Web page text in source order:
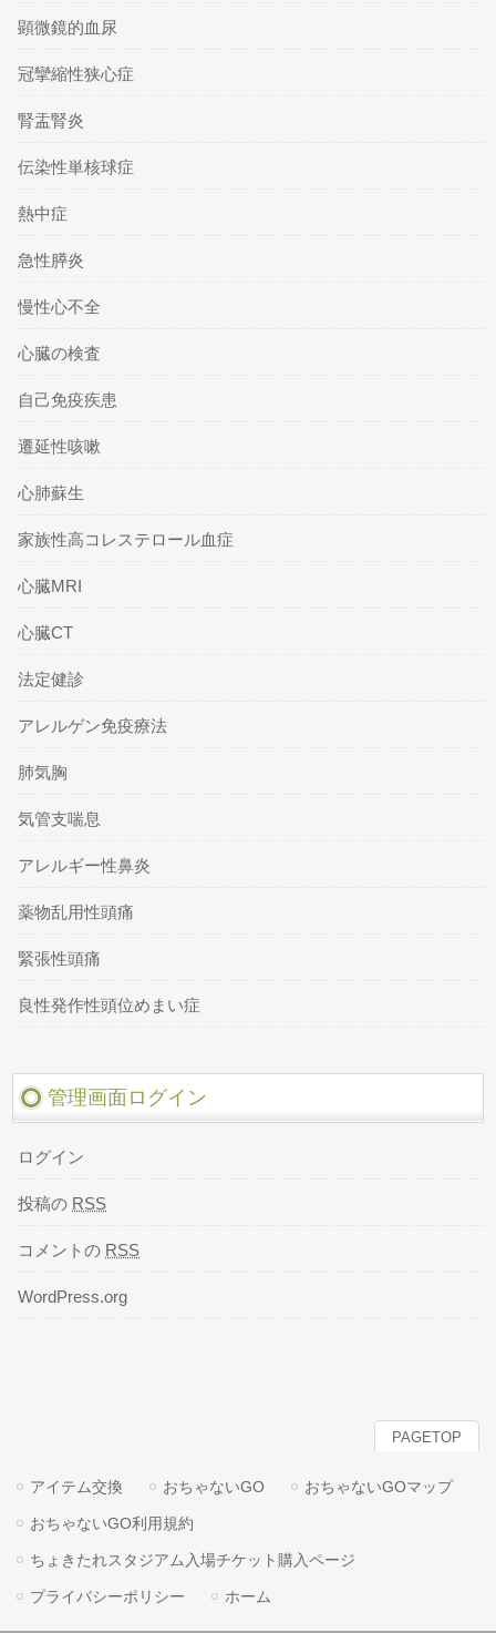
顕微鏡的血尿
冠攣縮性狭心症
腎盂腎炎
伝染性単核球症
熱中症
急性膵炎
慢性心不全
心臓の検査
自己免疫疾患
遷延性咳嗽
心肺蘇生
家族性高コレステロール血症
心臓MRI
心臓CT
法定健診
アレルゲン免疫療法
肺気胸
気管支喘息
アレルギー性鼻炎
薬物乱用性頭痛
緊張性頭痛
良性発作性頭位めまい症
管理画面ログイン
ログイン
投稿の RSS
コメントの RSS
WordPress.org
PAGETOP
アイテム交換 おちゃないGO おちゃないGOマップ
おちゃないGO利用規約
ちょきたれスタジアム入場チケット購入ページ
プライバシーポリシー ホーム